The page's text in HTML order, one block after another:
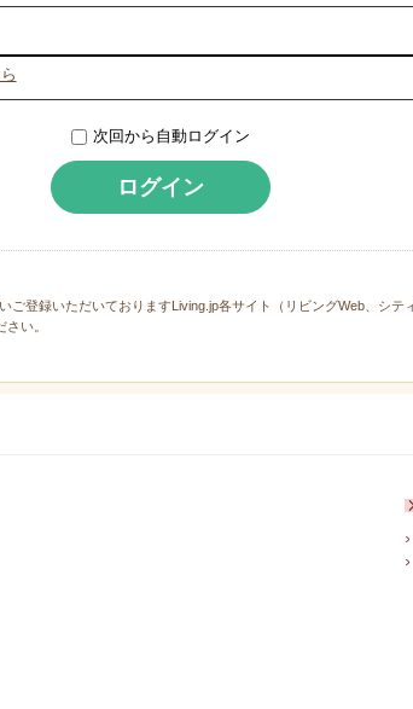
次回から自動ログイン
ログイン
登録いただいておりますLiving.jp各サイト（リビングWeb、シテ
い。